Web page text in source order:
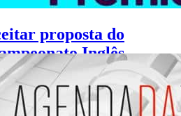
proposta do
Inglês,